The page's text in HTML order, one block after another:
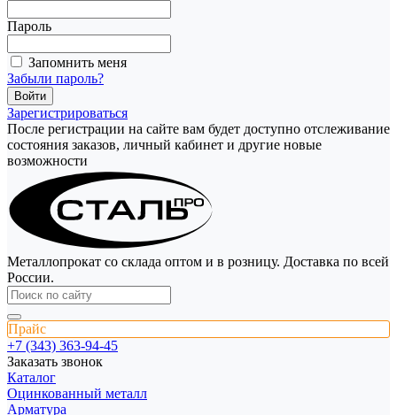
Пароль
Запомнить меня
Забыли пароль?
Зарегистрироваться
После регистрации на сайте вам будет доступно отслеживание
состояния заказов, личный кабинет и другие новые
возможности
Металлопрокат со склада оптом и в розницу. Доставка по всей
России.
Прайс
+7 (343) 363-94-45
Заказать звонок
Каталог
Оцинкованный металл
Арматура